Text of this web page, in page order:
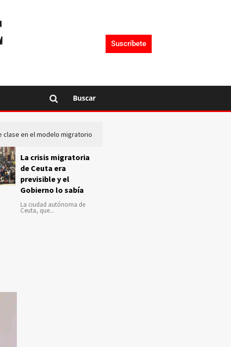
Suscríbete
Buscar
clase en el modelo migratorio
La crisis migratoria
de Ceuta era
previsible y el
Gobierno lo sabía
La ciudad autónoma de
Ceuta, que...